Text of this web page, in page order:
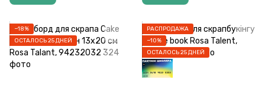
−18%
ОСТАЛОСЬ 25 ДНЕЙ
РАСПРОДАЖА
−10%
ОСТАЛОСЬ 25 ДНЕЙ